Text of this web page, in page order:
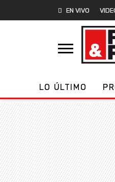
EN VIVO
LO ÚLTIMO